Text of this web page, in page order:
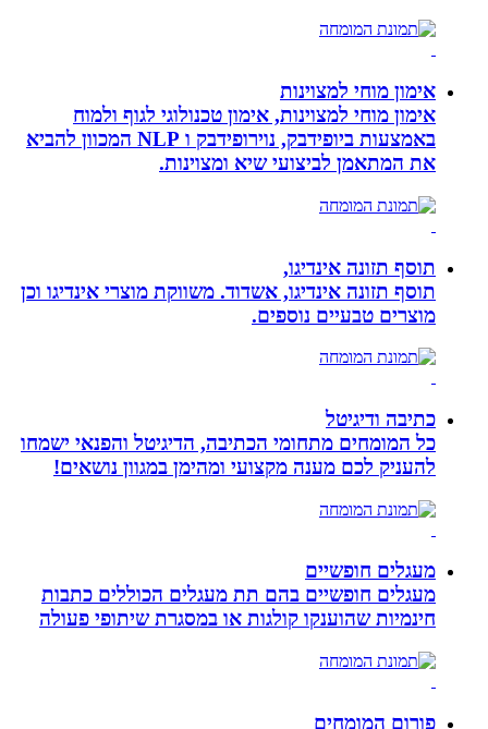
אימון מוחי למצוינות
אימון מוחי למצוינות, אימון טכנולוגי לגוף ולמוח
באמצעות ביופידבק, נוירופידבק ו NLP המכוון להביא
את המתאמן לביצועי שיא ומצוינות.
תוסף תזונה אינדיגו,
תוסף תזונה אינדיגו, אשדוד. משווקת מוצרי אינדיגו וכן
מוצרים טבעיים נוספים.
כתיבה ודיגיטל
כל המומחים מתחומי הכתיבה, הדיגיטל והפנאי ישמחו
להעניק לכם מענה מקצועי ומהימן במגוון נושאים!
מעגלים חופשיים
מעגלים חופשיים בהם תת מעגלים הכוללים כתבות
חינמיות שהוענקו קולגות או במסגרת שיתופי פעולה
פורום המומחים